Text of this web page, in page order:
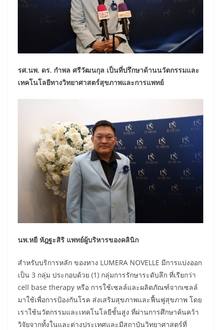
รศ.นพ. ดร. กำพล ศรีวัฒนกุล เป็นที่ปรึกษาด้านนวัตกรรมและ
เทคโนโลยีทางวิทยาศาสตร์สุขภาพและการแพทย์
นพ.หยี หัฎฐะสิริ แพทย์ผู้บริหารของคลินิก
​สำหรับบริการหลัก ของทาง LUMERA NOVELLE มีการแบ่งออก
เป็น 3 กลุ่ม ประกอบด้วย (1) กลุ่มการรักษาระดับลึก ที่เรียกว่า
cell base therapy หรือ การใช้เซลล์และผลิตภัณฑ์จากเซลล์
มาใช้เพื่อการป้องกันโรค ส่งเสริมสุขภาพและฟื้นฟูสุขภาพ โดย
เราใช้นวัตกรรมและเทคโนโลยีชั้นสูง ที่ผ่านการศึกษาค้นคว้า
วิจัยจากทั้งในและต่างประเทศและมีสถาบันวิทยาศาสตร์ที่